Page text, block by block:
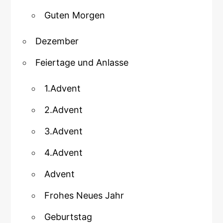
Guten Morgen
Dezember
Feiertage und Anlasse
1.Advent
2.Advent
3.Advent
4.Advent
Advent
Frohes Neues Jahr
Geburtstag